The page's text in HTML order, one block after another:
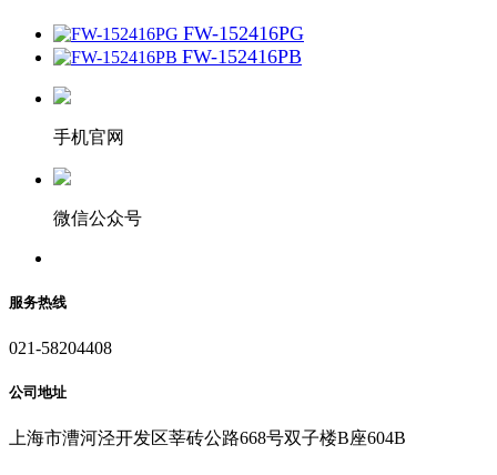
FW-152416PG
FW-152416PB
手机官网
微信公众号
服务热线
021-58204408
公司地址
上海市漕河泾开发区莘砖公路668号双子楼B座604B